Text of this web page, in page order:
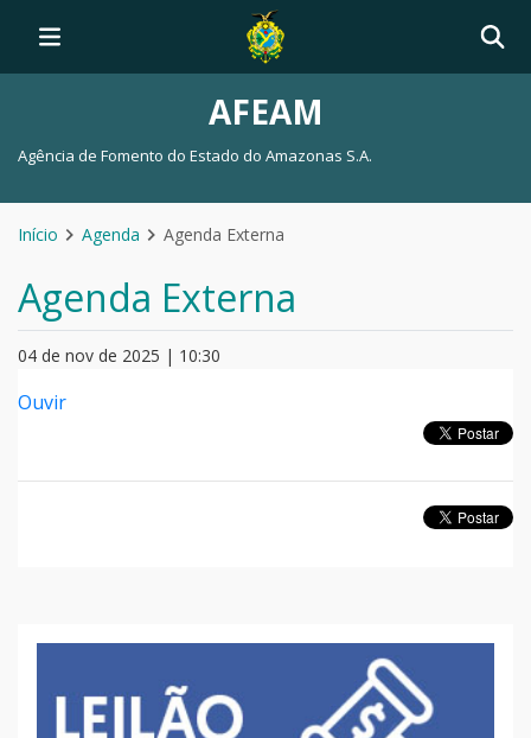
AFEAM
Agência de Fomento do Estado do Amazonas S.A.
Início Agenda Agenda Externa
Agenda Externa
04 de nov de 2025 | 10:30
Ouvir